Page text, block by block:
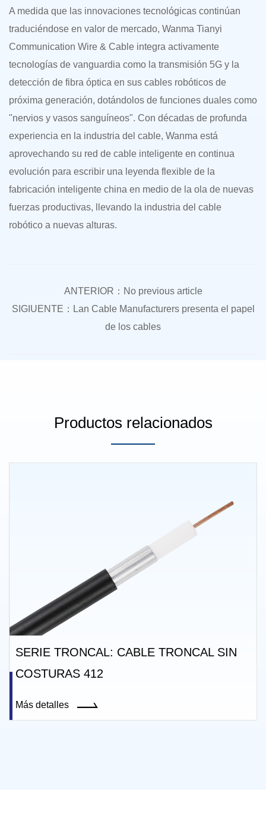
A medida que las innovaciones tecnológicas continúan
traduciéndose en valor de mercado, Wanma Tianyi
Communication Wire & Cable integra activamente
tecnologías de vanguardia como la transmisión 5G y la
detección de fibra óptica en sus cables robóticos de
próxima generación, dotándolos de funciones duales como
"nervios y vasos sanguíneos". Con décadas de profunda
experiencia en la industria del cable, Wanma está
aprovechando su red de cable inteligente en continua
evolución para escribir una leyenda flexible de la
fabricación inteligente china en medio de la ola de nuevas
fuerzas productivas, llevando la industria del cable
robótico a nuevas alturas.
ANTERIOR：No previous article
SIGIUENTE：Lan Cable Manufacturers presenta el papel
de los cables
Productos relacionados
TRONCAL SIN
SERIE TRONCAL: